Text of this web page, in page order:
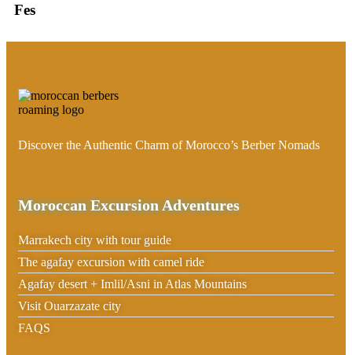
Fes
Discover the Authentic Charm of Morocco’s Berber Nomads
Moroccan Excursion Adventures
Marrakech city with tour guide
The agafay excursion with camel ride
Agafay desert + Imlil/Asni in Atlas Mountains
Visit Ouarzazate city
FAQS